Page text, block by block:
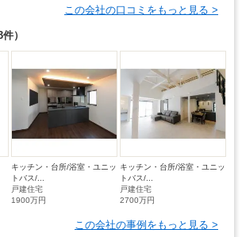
この会社の口コミをもっと見る >
件）
キッチン・台所/浴室・ユニッ
トバス/...
戸建住宅
1900万円
キッチン・台所/浴室・ユニッ
トバス/...
戸建住宅
2700万円
この会社の事例をもっと見る >